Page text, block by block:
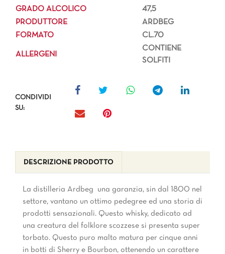
GRADO ALCOLICO
47,5
PRODUTTORE
ARDBEG
FORMATO
CL.70
ALLERGENI
CONTIENE
SOLFITI
CONDIVIDI
SU:
DESCRIZIONE PRODOTTO
La distilleria Ardbeg  una garanzia, sin dal 1800 nel
settore, vantano un ottimo pedegree ed una storia di
prodotti sensazionali. Questo whisky, dedicato ad
una creatura del folklore scozzese si presenta super
torbato. Questo puro malto matura per cinque anni
in botti di Sherry e Bourbon, ottenendo un carattere